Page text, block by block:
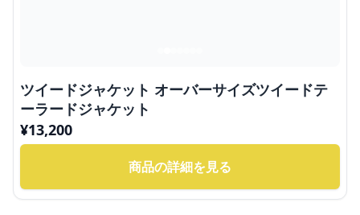
ツイードジャケット オーバーサイズツイードテ
ーラードジャケット
¥13,200
商品の詳細を見る